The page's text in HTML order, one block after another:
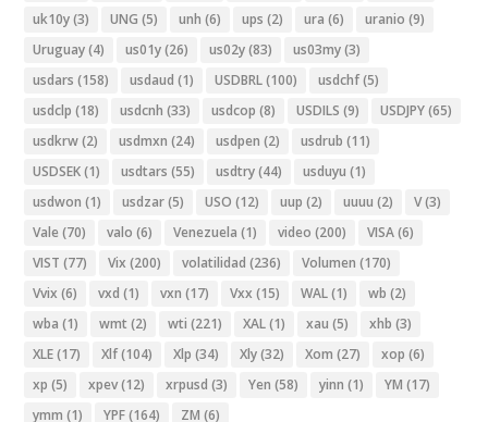
uk10y(3) UNG (5) unh (6) ups (2) ura (6) uranio (9)
Uruguay(4) us01y(26) us02y(83) us03my(3)
usdars (158) usdaud (1) USDBRL(100) usdchf(5)
usdclp (18) usdcnh (33) usdcop (8) USDILS (9) USDJPY(65)
usdkrw(2) usdmxn (24) usdpen (2) usdrub (11)
USDSEK(1) usdtars (55) usdtry(44) usduyu (1)
usdwon (1) usdzar(5) USO (12) uup (2) uuuu (2) V(3)
Vale (70) valo (6) Venezuela (1) video (200) VISA(6)
VIST (77) Vix (200) volatilidad (236) Volumen (170)
Vvix (6) vxd (1) vxn (17) Vxx (15) WAL(1) wb (2)
wba (1) wmt (2) wti (221) XAL(1) xau (5) xhb (3)
XLE(17) Xlf(104) Xlp (34) Xly(32) Xom (27) xop (6)
xp (5) xpev(12) xrpusd (3) Yen (58) yinn (1) YM (17)
ymm (1) YPF(164) ZM (6)